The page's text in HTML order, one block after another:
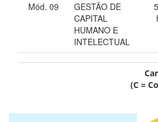
Mód. 09
GESTÃO DE
CAPITAL
HUMANO E
INTELECTUAL
(C =